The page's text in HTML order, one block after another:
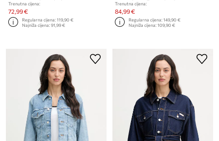
Trenutna cijena:
72,99 €
Regularna cijena:119,90 €
Najniža cijena:91,99 €
Trenutna cijena:
84,99 €
Regularna cijena:149,90 €
Najniža cijena:109,90 €